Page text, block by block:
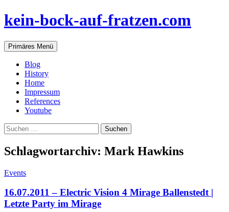
Zum
Inhalt
kein-bock-auf-fratzen.com
Suchen
Primäres Menü
Blog
History
Home
Impressum
References
Youtube
Suchen
nach:
Schlagwortarchiv: Mark Hawkins
Events
16.07.2011 – Electric Vision 4 Mirage Ballenstedt |
Letzte Party im Mirage